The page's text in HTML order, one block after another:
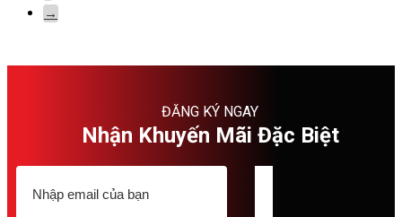
→
ĐĂNG KÝ NGAY
Nhận Khuyến Mãi Đặc Biệt